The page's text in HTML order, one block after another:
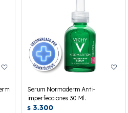
Serum Normaderm Anti-
imperfecciones 30 Ml.
$ 3.300